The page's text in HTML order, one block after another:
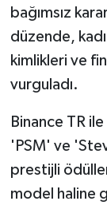
bağımsız
düzende,
kimlikleri ve
vurguladı.
Binance TR
'PSM' ve
prestijli
model haline